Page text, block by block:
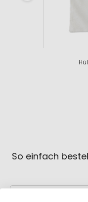
So einfach